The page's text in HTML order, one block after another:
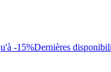
-15%Dernières